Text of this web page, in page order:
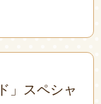
」スペシャ